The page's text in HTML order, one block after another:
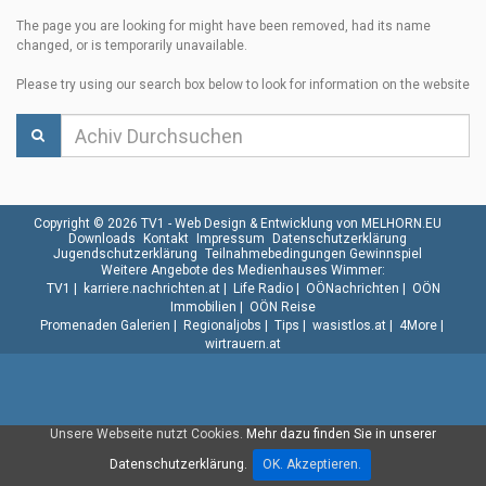
The page you are looking for might have been removed, had its name
changed, or is temporarily unavailable.
Please try using our search box below to look for information on the website
Unsere Webseite nutzt Cookies. Mehr dazu finden Sie in unserer
Datenschutzerklärung.
OK. Akzeptieren.
Copyright © 2026 TV1 - Web Design & Entwicklung von MELHORN.EU
Downloads
Kontakt Impressum
Datenschutzerklärung
Jugendschutzerklärung Teilnahmebedingungen Gewinnspiel
Weitere Angebote des Medienhauses Wimmer:
TV1
karriere.nachrichten.at| Life Radio| OÖNachrichten
OÖN
Immobilien
OÖN Reise
Promenaden Galerien
Regionaljobs Tips wasistlos.at| 4More|
wirtrauern.at